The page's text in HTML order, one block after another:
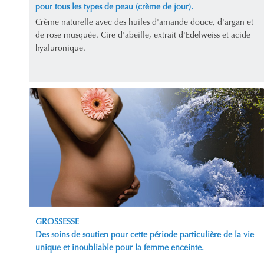
pour tous les types de peau (crème de jour).
Crème naturelle avec des huiles d'amande douce, d'argan et
de rose musquée. Cire d'abeille, extrait d'Edelweiss et acide
hyaluronique.
GROSSESSE
Des soins de soutien pour cette période particulière de la vie
unique et inoubliable pour la femme enceinte.